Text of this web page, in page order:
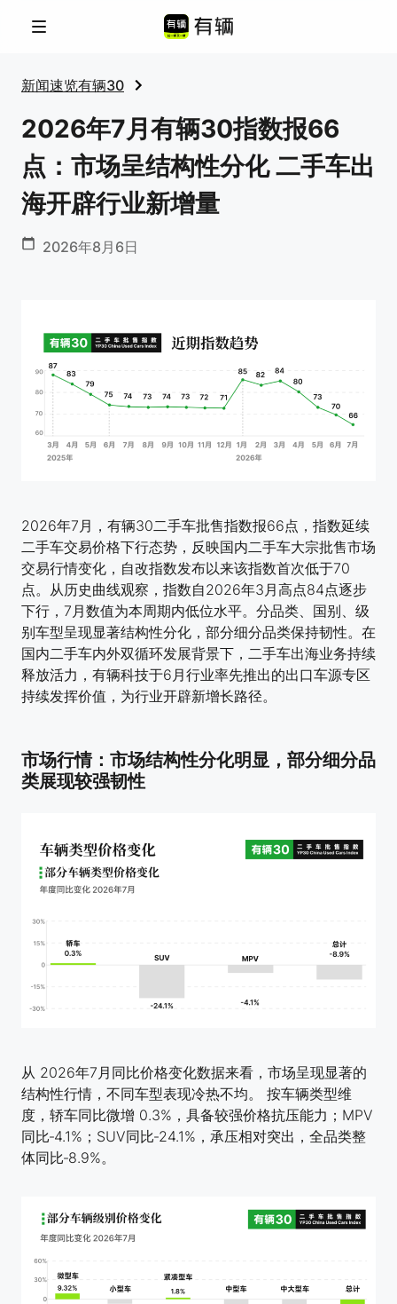
菜单
新闻速览有辆30
2026年7月有辆30指数报66
点：市场呈结构性分化 二手车出
海开辟行业新增量
2026年8月6日
2026年7月，有辆30二手车批售指数报66点，指数延续
二手车交易价格下行态势，反映国内二手车大宗批售市场
交易行情变化，自改指数发布以来该指数首次低于70
点。从历史曲线观察，指数自2026年3月高点84点逐步
下行，7月数值为本周期内低位水平。分品类、国别、级
别车型呈现显著结构性分化，部分细分品类保持韧性。在
国内二手车内外双循环发展背景下，二手车出海业务持续
释放活力，有辆科技于6月行业率先推出的出口车源专区
持续发挥价值，为行业开辟新增长路径。
市场行情：市场结构性分化明显，部分细分品
类展现较强韧性
从 2026年7月同比价格变化数据来看，市场呈现显著的
结构性行情，不同车型表现冷热不均。 按车辆类型维
度，轿车同比微增 0.3%，具备较强价格抗压能力；MPV
同比‑4.1%；SUV同比‑24.1%，承压相对突出，全品类整
体同比‑8.9%。